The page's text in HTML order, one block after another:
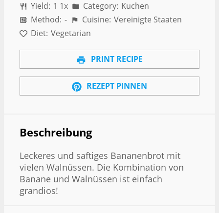
Yield: 1 1x Category: Kuchen
Method: - Cuisine: Vereinigte Staaten
Diet: Vegetarian
PRINT RECIPE
REZEPT PINNEN
Beschreibung
Leckeres und saftiges Bananenbrot mit
vielen Walnüssen. Die Kombination von
Banane und Walnüssen ist einfach
grandios!